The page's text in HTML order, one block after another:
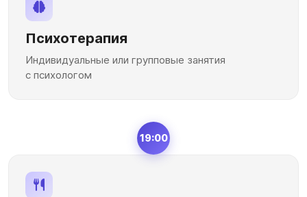
Психотерапия
Индивидуальные или групповые занятия
с психологом
19:00